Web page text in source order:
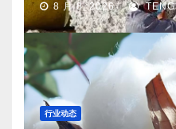
8 月 8, 2026 TENG
行业动态